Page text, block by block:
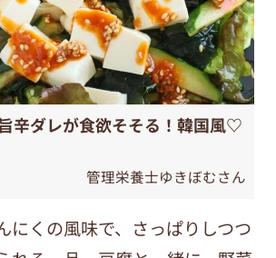
辛ダレが食欲そそる！韓国風♡
管理栄養士ゆきぼむさん
にくの風味で、さっぱりしつつ